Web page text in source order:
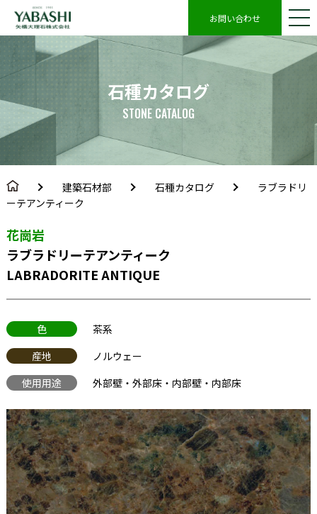
お問い合わせ
石種カタログ
STONE CATALOG
建築石材部 石種カタログ
ラブラドリ
ーテアンティーク
花崗岩
ラブラドリーテアンティーク
LABRADORITE ANTIQUE
色
茶系
産地
ノルウェー
使用用途
外部壁・外部床・内部壁・内部床